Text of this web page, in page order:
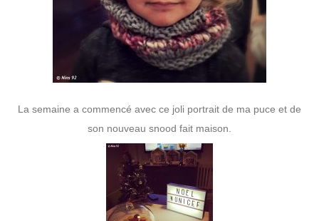
La semaine a commencé avec ce joli portrait de ma puce et de
son nouveau snood fait maison.